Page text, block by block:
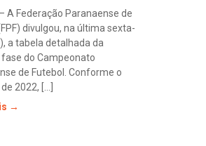
A Federação Paranaense de
divulgou, na última sexta-
a tabela detalhada da
do Campeonato
de Futebol. Conforme o
2022, [...]
→